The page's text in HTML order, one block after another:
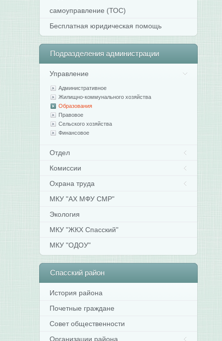
самоуправление (ТОС)
Бесплатная юридическая помощь
Подразделения администрации
Управление
Административное
Жилищно-коммунального хозяйства
Образования
Правовое
Сельского хозяйства
Финансовое
Отдел
Комиссии
Охрана труда
МКУ "АХ МФУ СМР"
Экология
МКУ "ЖКХ Спасский"
МКУ "ОДОУ"
Спасскийрайон
История района
Почетные граждане
Совет общественности
Организации района